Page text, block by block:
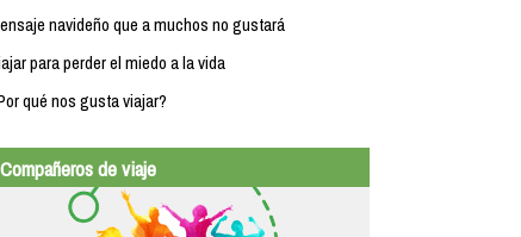
navideño que a muchos no gustará
para perder el miedo a la vida
qué nos gusta viajar?
Compañeros de viaje